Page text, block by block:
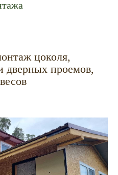
цоколя,
дверных проемов,